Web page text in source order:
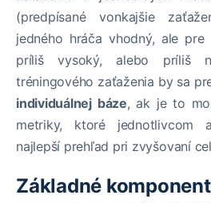
(predpísané vonkajšie
jedného hráča vhodný, ale
príliš vysoký, alebo príliš
tréningového zaťaženia by sa
individuálnej báze, ak je to
metriky, ktoré jednotlivcom
najlepší prehľad pri zvyšovaní
Základné